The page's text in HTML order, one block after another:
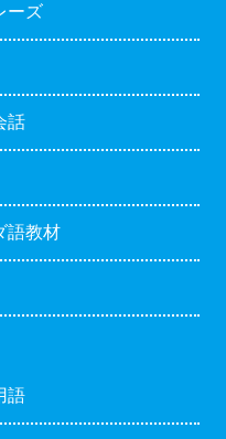
ーズ
話
語教材
語